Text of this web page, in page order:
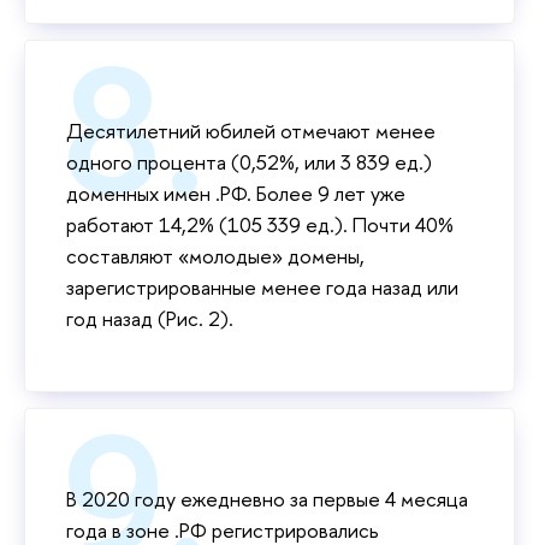
Десятилетний юбилей отмечают менее
одного процента (0,52%, или 3 839 ед.)
доменных имен .РФ. Более 9 лет уже
работают 14,2% (105 339 ед.). Почти 40%
составляют «молодые» домены,
зарегистрированные менее года назад или
год назад (Рис. 2).
В 2020 году ежедневно за первые 4 месяца
года в зоне .РФ регистрировались